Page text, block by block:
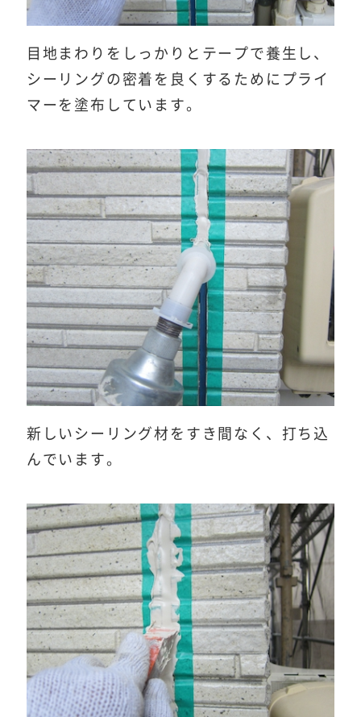
目地まわりをしっかりとテープで養生し、
シーリングの密着を良くするためにプライ
マーを塗布しています。
新しいシーリング材をすき間なく、打ち込
んでいます。